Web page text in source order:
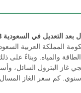
التعديل في السعودية 2023
حكومة المملكة العربية
والمياه. وبناءً على
غاز البترول السائل،
كم سعر الغاز